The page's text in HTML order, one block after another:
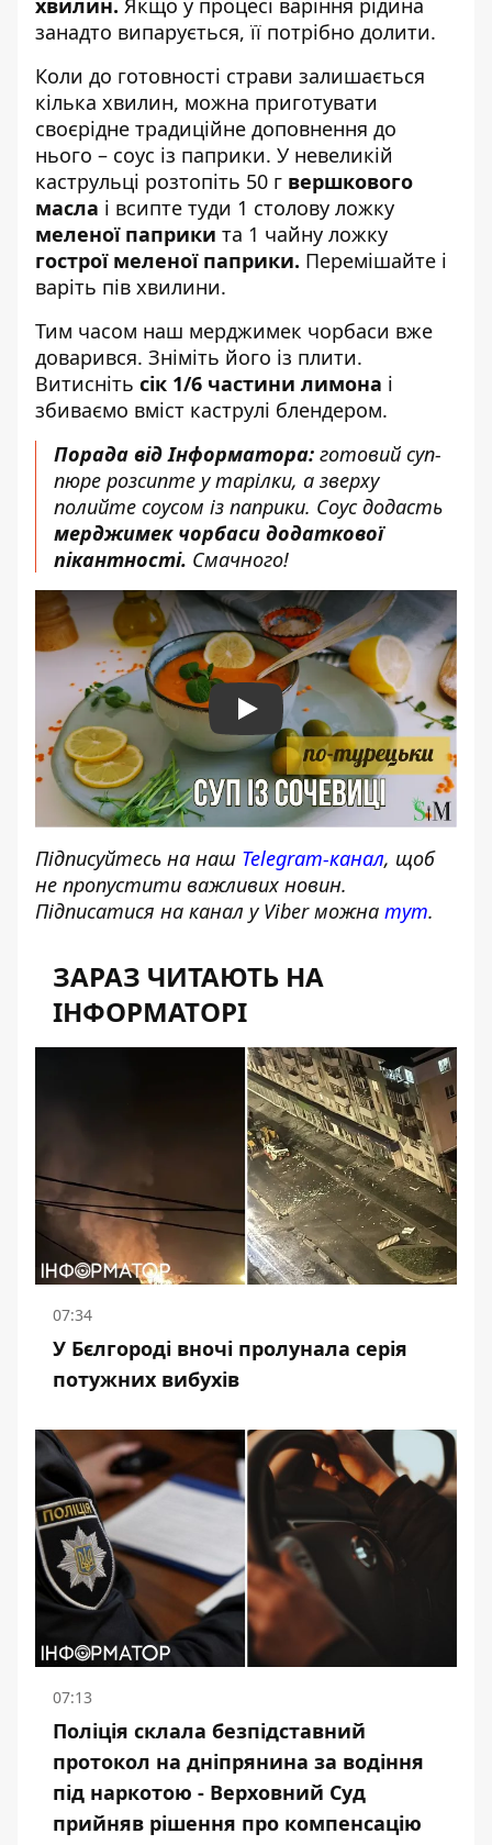
хвилин. Якщо у процесі варіння рідина
занадто випарується, її потрібно долити.
Коли до готовності страви залишається
кілька хвилин, можна приготувати
своєрідне традиційне доповнення до
нього – соус із паприки. У невеликій
каструльці розтопіть 50 г вершкового
масла і всипте туди 1 столову ложку
меленої паприки та 1 чайну ложку
гострої меленої паприки. Перемішайте і
варіть пів хвилини.
Тим часом наш мерджимек чорбаси вже
доварився. Зніміть його із плити.
Витисніть сік 1/6 частини лимона і
збиваємо вміст каструлі блендером.
Порада від Інформатора: готовий суп-
пюре розсипте у тарілки, а зверху
полийте соусом із паприки. Соус додасть
мерджимек чорбаси додаткової
пікантності. Смачного!
Play
Підписуйтесь на наш Telegram-канал, щоб
не пропустити важливих новин.
Підписатися на канал у Viber можна тут.
ЗАРАЗ ЧИТАЮТЬ НА
ІНФОРМАТОРІ
07:34
У Бєлгороді вночі пролунала серія
потужних вибухів
07:13
Поліція склала безпідставний
протокол на дніпрянина за водіння
під наркотою - Верховний Суд
прийняв рішення про компенсацію